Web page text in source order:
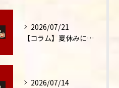
2026/07/21
【コラム】夏休みに家族外食が増える理由
2026/07/14